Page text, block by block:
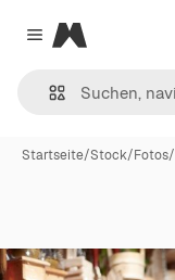
Close menu
Magnific
Startseite/Stock/Fotos/